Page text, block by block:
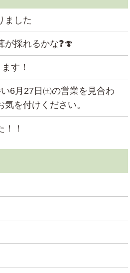
ました
採れるかな❓🍄
す！
6月27日㈯の営業を見合わ
を付けください。
！